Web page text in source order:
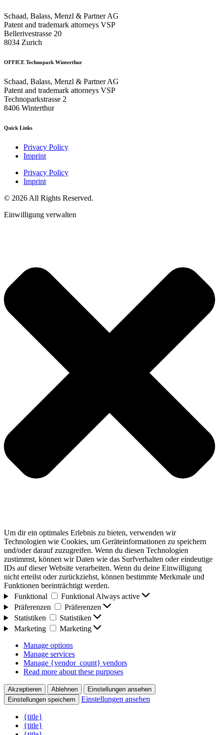
Schaad, Balass, Menzl & Partner AG
Patent and trademark attorneys VSP
Bellerivestrasse 20
8034 Zurich
OFFICE Technopark Winterthur
Schaad, Balass, Menzl & Partner AG
Patent and trademark attorneys VSP
Technoparkstrasse 2
8406 Winterthur
Quick Links
Privacy Policy
Imprint
Privacy Policy
Imprint
© 2026 All Rights Reserved.
Einwilligung verwalten
Um dir ein optimales Erlebnis zu bieten, verwenden wir
Technologien wie Cookies, um Geräteinformationen zu speichern
und/oder darauf zuzugreifen. Wenn du diesen Technologien
zustimmst, können wir Daten wie das Surfverhalten oder eindeutige
IDs auf dieser Website verarbeiten. Wenn du deine Einwilligung
nicht erteilst oder zurückziehst, können bestimmte Merkmale und
Funktionen beeinträchtigt werden.
Funktional
Funktional Always active
Präferenzen
Präferenzen
Statistiken
Statistiken
Marketing
Marketing
Manage options
Manage services
Manage {vendor_count} vendors
Read more about these purposes
Akzeptieren Ablehnen
Einstellungen ansehen
Einstellungen speichern
Einstellungen ansehen
{title}
{title}